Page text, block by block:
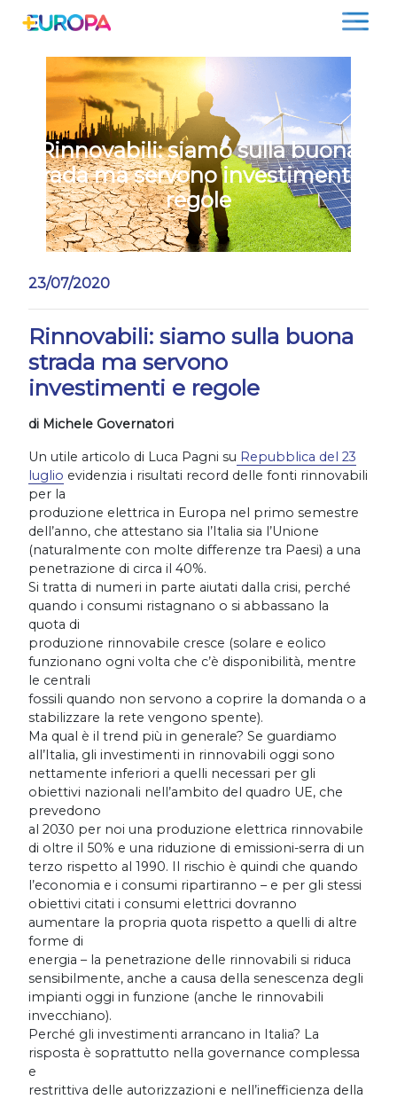
Rinnovabili: siamo sulla buona
strada ma servono investimenti e
regole
23/07/2020
Rinnovabili: siamo sulla buona
strada ma servono
investimenti e regole
di Michele Governatori
Un utile articolo di Luca Pagni su Repubblica del 23
luglio evidenzia i risultati record delle fonti rinnovabili
per la
produzione elettrica in Europa nel primo semestre
dell’anno, che attestano sia l’Italia sia l’Unione
(naturalmente con molte differenze tra Paesi) a una
penetrazione di circa il 40%.
Si tratta di numeri in parte aiutati dalla crisi, perché
quando i consumi ristagnano o si abbassano la
quota di
produzione rinnovabile cresce (solare e eolico
funzionano ogni volta che c’è disponibilità, mentre
le centrali
fossili quando non servono a coprire la domanda o a
stabilizzare la rete vengono spente).
Ma qual è il trend più in generale? Se guardiamo
all’Italia, gli investimenti in rinnovabili oggi sono
nettamente inferiori a quelli necessari per gli
obiettivi nazionali nell’ambito del quadro UE, che
prevedono
al 2030 per noi una produzione elettrica rinnovabile
di oltre il 50% e una riduzione di emissioni-serra di un
terzo rispetto al 1990. Il rischio è quindi che quando
l’economia e i consumi ripartiranno – e per gli stessi
obiettivi citati i consumi elettrici dovranno
aumentare la propria quota rispetto a quelli di altre
forme di
energia – la penetrazione delle rinnovabili si riduca
sensibilmente, anche a causa della senescenza degli
impianti oggi in funzione (anche le rinnovabili
invecchiano).
Perché gli investimenti arrancano in Italia? La
risposta è soprattutto nella governance complessa
e
restrittiva delle autorizzazioni e nell’inefficienza della